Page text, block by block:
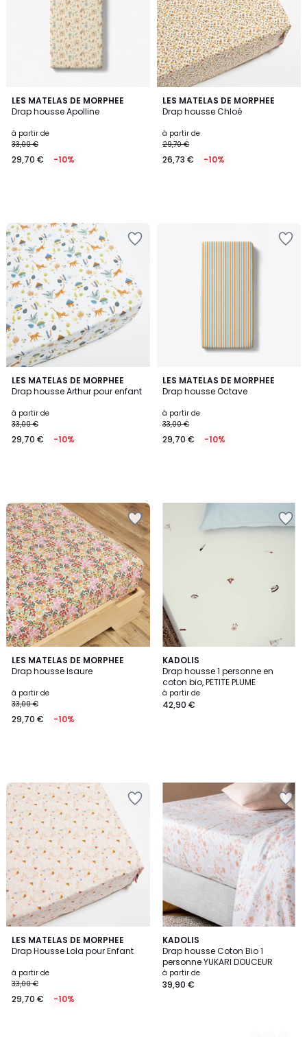
LES MATELAS DE MORPHEE
Drap housse Apolline
à partir de
33,00 €
29,70 € -10%
LES MATELAS DE MORPHEE
Drap housse Chloé
à partir de
29,70 €
26,73 € -10%
LES MATELAS DE MORPHEE
Drap housse Arthur pour enfant
à partir de
33,00 €
29,70 € -10%
LES MATELAS DE MORPHEE
Drap housse Octave
à partir de
33,00 €
29,70 € -10%
LES MATELAS DE MORPHEE
Drap housse Isaure
à partir de
33,00 €
29,70 € -10%
KADOLIS
Drap housse 1 personne en
coton bio, PETITE PLUME
à partir de
42,90 €
LES MATELAS DE MORPHEE
Drap Housse Lola pour Enfant
à partir de
33,00 €
29,70 € -10%
KADOLIS
Drap housse Coton Bio 1
personne YUKARI DOUCEUR
à partir de
39,90 €
2
Couleurs